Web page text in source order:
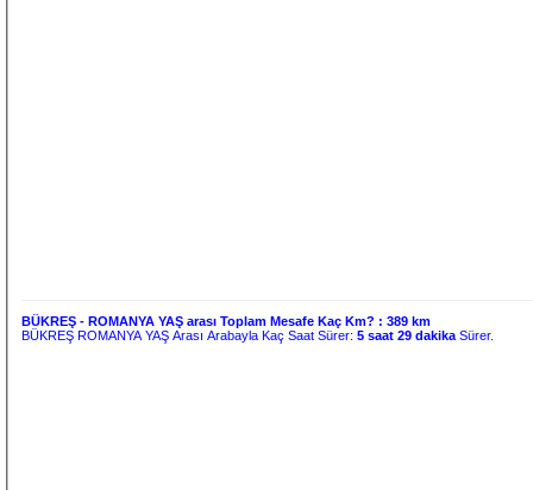
BÜKREŞ - ROMANYA YAŞ arası Toplam Mesafe Kaç Km? :389 km
BÜKREŞ ROMANYA YAŞ Arası Arabayla Kaç Saat Sürer:5 saat 29 dakika Sürer.